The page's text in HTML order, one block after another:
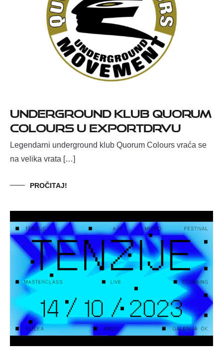
Underground klub Quorum
Colours u Exportdrvu
Legendarni underground klub Quorum Colours vraća se
na velika vrata […]
PROČITAJ!